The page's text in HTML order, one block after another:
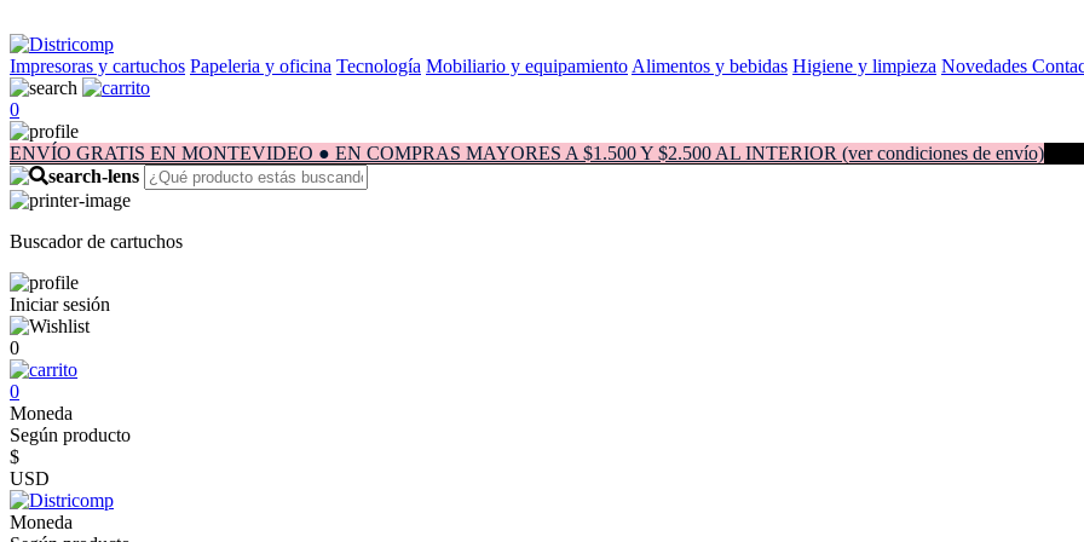
Impresoras y cartuchos Papeleria y oficina Tecnología Mobiliario y equipamiento Alimentos y bebidas Higiene y limpieza Novedades
0
ENVÍO GRATIS EN MONTEVIDEO ● EN COMPRAS MAYORES A $1.500 Y $2.500 AL INTERIOR (ver condiciones de envío)
Buscador de cartuchos
Iniciar sesión
0
0
Moneda
Según producto
$
USD
Moneda